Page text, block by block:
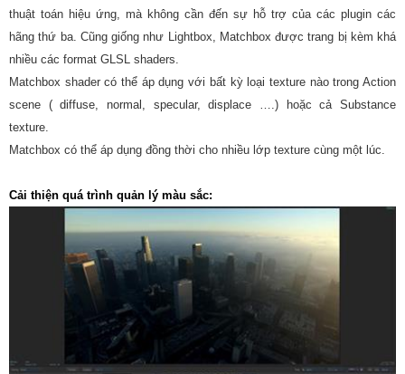
thuật toán hiệu ứng, mà không cần đến sự hỗ trợ của các plugin các
hãng thứ ba. Cũng giống như Lightbox, Matchbox được trang bị kèm khá
nhiều các format GLSL shaders.
Matchbox shader có thể áp dụng với bất kỳ loại texture nào trong Action
scene ( diffuse, normal, specular, displace ….) hoặc cả Substance
texture.
Matchbox có thể áp dụng đồng thời cho nhiều lớp texture cùng một lúc.
Cải thiện quá trình quản lý màu sắc: